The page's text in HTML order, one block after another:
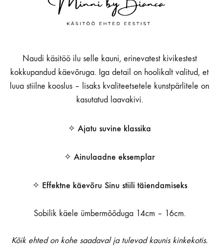
Naudi käsitöö ilu selle kauni, erinevatest kivikestest
kokkupandud käevõruga. Iga detail on hoolikalt valitud, et
luua stiilne kooslus – lisaks kvaliteetsetele kunstpärlitele on
kasutatud laavakivi.
✧ Ajatu suvine klassika
✧ Ainulaadne eksemplar
✧ Effektne käevõru Sinu stiili täiendamiseks
Sobilik käele ümbermõõduga 14cm – 16cm.
Kõik ehted on kohe saadaval ja tulevad kaunis kinkekotis.